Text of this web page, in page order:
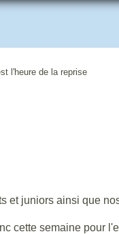
l'heure de la reprise
et juniors ainsi que
cette semaine pour